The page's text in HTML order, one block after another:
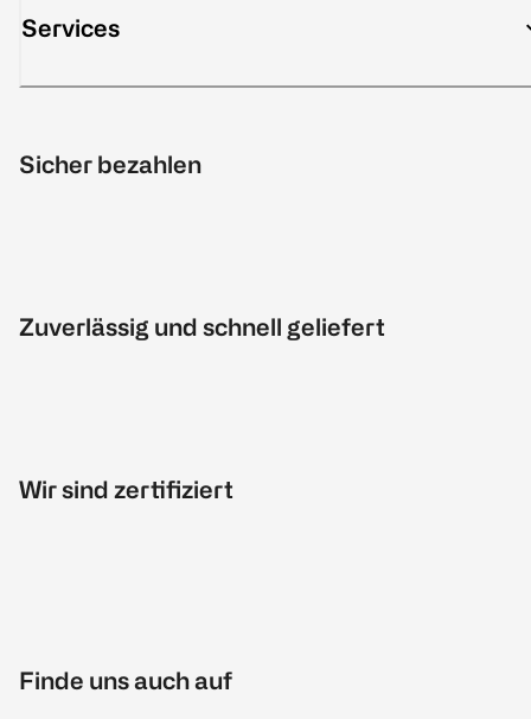
Services
Sicher bezahlen
Zuverlässig und schnell geliefert
Wir sind zertifiziert
Finde uns auch auf